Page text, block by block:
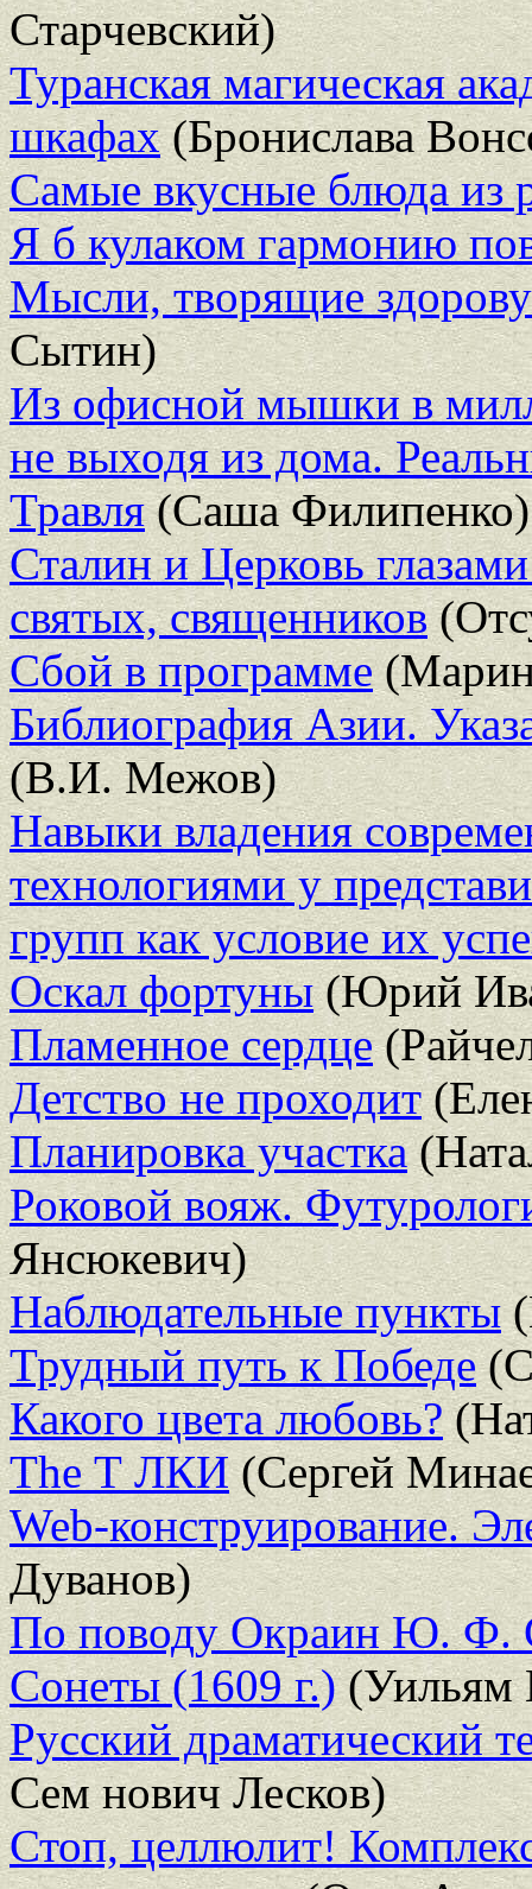
Старчевский)
Туранская магическая
шкафах(Бронислава
Самые вкусные блюда из
Я б кулаком гармонию
Мысли, творящие
Сытин)
Из офисной мышки в
не выходя из дома.
Травля(Саша Филипенко)
Сталин и Церковь
святых, священников
Сбой в программе
Библиография Азии.
(В.И. Межов)
Навыки владения
технологиями у
групп как условие их
Оскал фортуны(Юрий
Пламенное сердце
Детство не проходит
Планировка участка
Роковой вояж.
Янсюкевич)
Наблюдательные пункты
Трудный путь к Победе
Какого цвета любовь?
The Т ЛКИ(Сергей
Web-конструирование.
Дуванов)
По поводу Окраин Ю. Ф.
Сонеты (1609 г.)(Уильям
Русский драматический
Сем нович Лесков)
Стоп, целлюлит!